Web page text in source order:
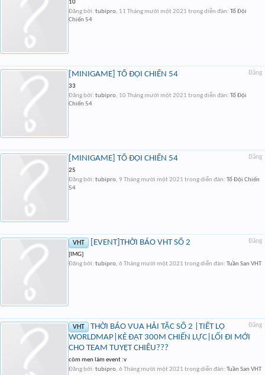
10
Đăng bởi: tubipro, 11 Tháng mười một 2021 trong diễn đàn: Tổ Đội
Chiến 54
Đăng
[MINIGAME] TỔ ĐỘI CHIẾN 54
33
Đăng bởi: tubipro, 10 Tháng mười một 2021 trong diễn đàn: Tổ Đội
Chiến 54
Đăng
[MINIGAME] TỔ ĐỘI CHIẾN 54
25
Đăng bởi: tubipro, 9 Tháng mười một 2021 trong diễn đàn: Tổ Đội Chiến
54
Đăng
VHT [EVENT]THỜI BÁO VHT SỐ 2
[IMG]
Đăng bởi: tubipro, 6 Tháng mười một 2021 trong diễn đàn: Tuần San VHT
Đăng
VHT
THỜI BÁO VUA HẢI TẶC SỐ 2 |TIẾT LỘ
WORLDMAP|KẺ ĐẠT 300M CHIẾN LỰC|LỐI ĐI MỚI
CHO TEAM TUYỆT CHIÊU???
còm men làm event :v
Đăng bởi: tubipro, 6 Tháng mười một 2021 trong diễn đàn: Tuần San VHT